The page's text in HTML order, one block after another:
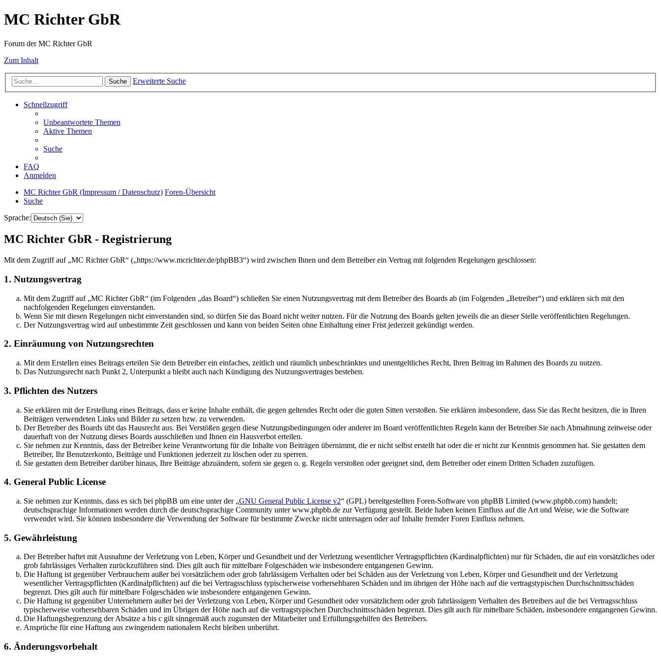
MC Richter GbR
Forum der MC Richter GbR
Zum Inhalt
Suche Erweiterte Suche
Schnellzugriff
Unbeantwortete Themen
Aktive Themen
Suche
FAQ
Anmelden
MC Richter GbR (Impressum / Datenschutz) Foren-Übersicht
Suche
Sprache:
MC Richter GbR - Registrierung
Mit dem Zugriff auf „MC Richter GbR“ („https://www.mcrichter.de/phpBB3“) wird zwischen Ihnen und dem Betreiber ein Vertrag mit folgenden Regelungen geschlossen:
1. Nutzungsvertrag
Mit dem Zugriff auf „MC Richter GbR“ (im Folgenden „das Board“) schließen Sie einen Nutzungsvertrag mit dem Betreiber des Boards ab (im Folgenden „Betreiber“) und erklären sich mit den
nachfolgenden Regelungen einverstanden.
Wenn Sie mit diesen Regelungen nicht einverstanden sind, so dürfen Sie das Board nicht weiter nutzen. Für die Nutzung des Boards gelten jeweils die an dieser Stelle veröffentlichten Regelungen.
Der Nutzungsvertrag wird auf unbestimmte Zeit geschlossen und kann von beiden Seiten ohne Einhaltung einer Frist jederzeit gekündigt werden.
2. Einräumung von Nutzungsrechten
Mit dem Erstellen eines Beitrags erteilen Sie dem Betreiber ein einfaches, zeitlich und räumlich unbeschränktes und unentgeltliches Recht, Ihren Beitrag im Rahmen des Boards zu nutzen.
Das Nutzungsrecht nach Punkt 2, Unterpunkt a bleibt auch nach Kündigung des Nutzungsvertrages bestehen.
3. Pflichten des Nutzers
Sie erklären mit der Erstellung eines Beitrags, dass er keine Inhalte enthält, die gegen geltendes Recht oder die guten Sitten verstoßen. Sie erklären insbesondere, dass Sie das Recht besitzen, die in Ihren
Beiträgen verwendeten Links und Bilder zu setzen bzw. zu verwenden.
Der Betreiber des Boards übt das Hausrecht aus. Bei Verstößen gegen diese Nutzungsbedingungen oder anderer im Board veröffentlichten Regeln kann der Betreiber Sie nach Abmahnung zeitweise oder
dauerhaft von der Nutzung dieses Boards ausschließen und Ihnen ein Hausverbot erteilen.
Sie nehmen zur Kenntnis, dass der Betreiber keine Verantwortung für die Inhalte von Beiträgen übernimmt, die er nicht selbst erstellt hat oder die er nicht zur Kenntnis genommen hat. Sie gestatten dem
Betreiber, Ihr Benutzerkonto, Beiträge und Funktionen jederzeit zu löschen oder zu sperren.
Sie gestatten dem Betreiber darüber hinaus, Ihre Beiträge abzuändern, sofern sie gegen o. g. Regeln verstoßen oder geeignet sind, dem Betreiber oder einem Dritten Schaden zuzufügen.
4. General Public License
Sie nehmen zur Kenntnis, dass es sich bei phpBB um eine unter der „GNU General Public License v2“ (GPL) bereitgestellten Foren-Software von phpBB Limited (www.phpbb.com) handelt;
deutschsprachige Informationen werden durch die deutschsprachige Community unter www.phpbb.de zur Verfügung gestellt. Beide haben keinen Einfluss auf die Art und Weise, wie die Software
verwendet wird. Sie können insbesondere die Verwendung der Software für bestimmte Zwecke nicht untersagen oder auf Inhalte fremder Foren Einfluss nehmen.
5. Gewährleistung
Der Betreiber haftet mit Ausnahme der Verletzung von Leben, Körper und Gesundheit und der Verletzung wesentlicher Vertragspflichten (Kardinalpflichten) nur für Schäden, die auf ein vorsätzliches oder
grob fahrlässiges Verhalten zurückzuführen sind. Dies gilt auch für mittelbare Folgeschäden wie insbesondere entgangenen Gewinn.
Die Haftung ist gegenüber Verbrauchern außer bei vorsätzlichem oder grob fahrlässigem Verhalten oder bei Schäden aus der Verletzung von Leben, Körper und Gesundheit und der Verletzung
wesentlicher Vertragspflichten (Kardinalpflichten) auf die bei Vertragsschluss typischerweise vorhersehbaren Schäden und im übrigen der Höhe nach auf die vertragstypischen Durchschnittsschäden
begrenzt. Dies gilt auch für mittelbare Folgeschäden wie insbesondere entgangenen Gewinn.
Die Haftung ist gegenüber Unternehmern außer bei der Verletzung von Leben, Körper und Gesundheit oder vorsätzlichem oder grob fahrlässigem Verhalten des Betreibers auf die bei Vertragsschluss
typischerweise vorhersehbaren Schäden und im Übrigen der Höhe nach auf die vertragstypischen Durchschnittsschäden begrenzt. Dies gilt auch für mittelbare Schäden, insbesondere entgangenen Gewinn.
Die Haftungsbegrenzung der Absätze a bis c gilt sinngemäß auch zugunsten der Mitarbeiter und Erfüllungsgehilfen des Betreibers.
Ansprüche für eine Haftung aus zwingendem nationalem Recht bleiben unberührt.
6. Änderungsvorbehalt